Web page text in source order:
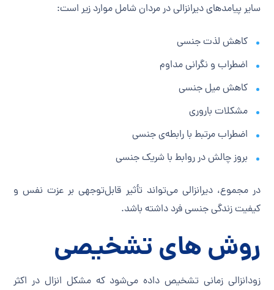
سایر پیامدهای دیرانزالی در مردان شامل موارد زیر است:
کاهش لذت جنسی
اضطراب و نگرانی مداوم
کاهش میل جنسی
مشکلات باروری
اضطراب مرتبط با رابطه‌ی جنسی
بروز چالش در روابط با شریک جنسی
در مجموع، دیرانزالی می‌تواند تأثیر قابل‌توجهی بر عزت نفس و
کیفیت زندگی جنسی فرد داشته باشد.
روش های تشخیصی
زودانزالی زمانی تشخیص داده می‌شود که مشکل انزال در اکثر